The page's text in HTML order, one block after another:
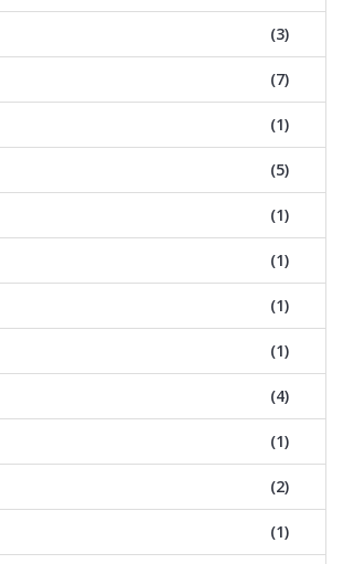
(3)
(7)
(1)
(5)
(1)
(1)
(1)
(1)
(4)
(1)
(2)
(1)